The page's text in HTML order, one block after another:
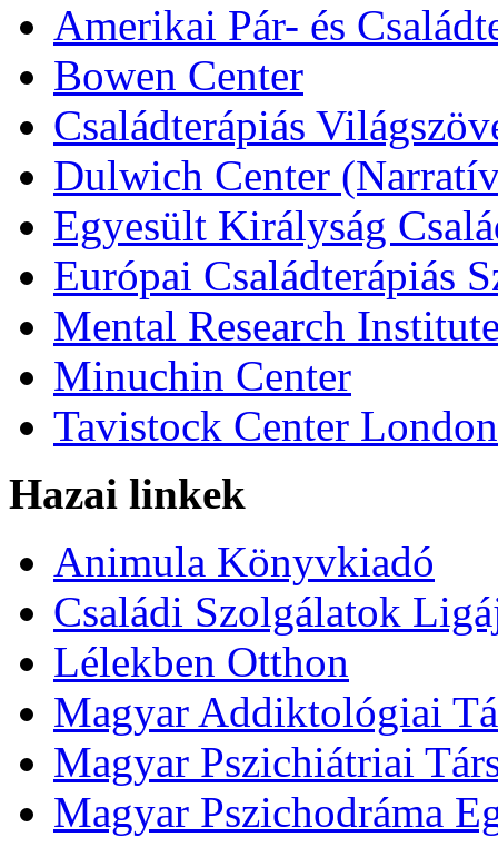
Amerikai Pár- és
Bowen Center
Családterápiás
Dulwich Center
Egyesült Királyság
Európai Családterápiás
Mental Research
Minuchin Center
Tavistock Center London
Hazai linkek
Animula Könyvkiadó
Családi Szolgálatok
Lélekben Otthon
Magyar Addiktológiai
Magyar Pszichiátriai
Magyar Pszichodráma